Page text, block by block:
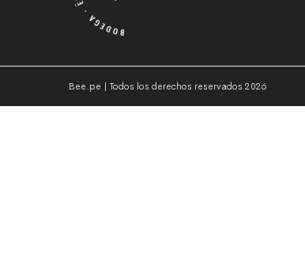
Bee.pe | Todos los derechos reservados 2026